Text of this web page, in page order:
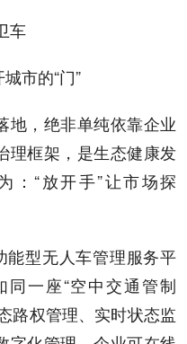
车
市的“门”
地，绝非单纯依靠企业
理框架，是生态健康发
：“放开手”让市场探
能型无人车管理服务平
一座“空中交通管制
路权管理、实时状态监